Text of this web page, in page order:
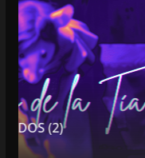
NACIONALES
“NO VIVIMOS
LIBERTAD DE
DEMOCRACIA
DESPIDIÓ DE
8 agosto, 2026